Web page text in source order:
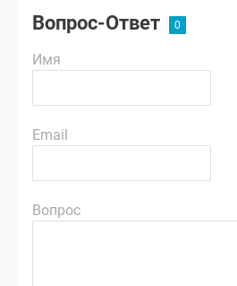
Вопрос-Ответ
Имя
Email
Вопрос